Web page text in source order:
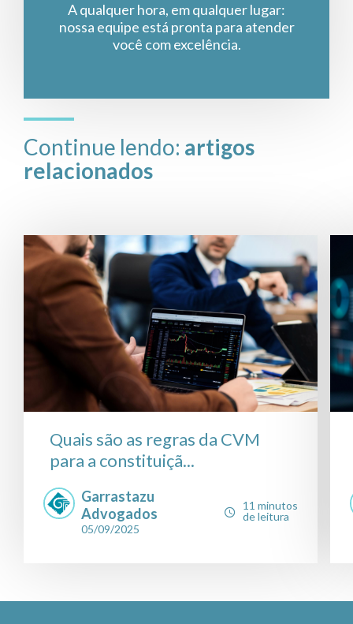
A qualquer hora, em qualquer lugar:
nossa equipe está pronta para atender
você com excelência.
Continue lendo: artigos
relacionados
Quais são as regras da CVM
para a constituiçã...
Garrastazu
Advogados
05/09/2025
11 minutos
de leitura